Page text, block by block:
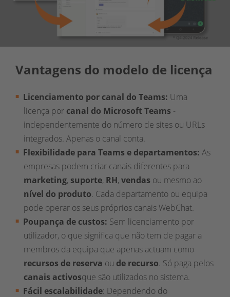
Vantagens do modelo de licença
Licenciamento por canal do Teams: Uma
licença por canal do Microsoft Teams -
independentemente do número de sites ou URLs
integrados. Apenas o canal conta.
Flexibilidade para Teams e departamentos: As
empresas podem criar canais diferentes para
marketing, suporte, RH, vendas ou mesmo ao
nível do produto. Cada departamento ou equipa
pode operar os seus próprios canais WebChat.
Poupança de custos: Sem licenciamento por
utilizador, o que significa que não tem de pagar a
membros da equipa que apenas actuam como
recursos de reserva ou de recurso. Só paga pelos
canais activosque são utilizados no sistema.
Fácil escalabilidade: Dependendo do